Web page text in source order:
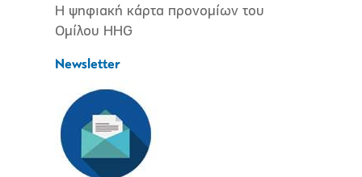
Η ψηφιακή κάρτα προνομίων του
Ομίλου HHG
Newsletter